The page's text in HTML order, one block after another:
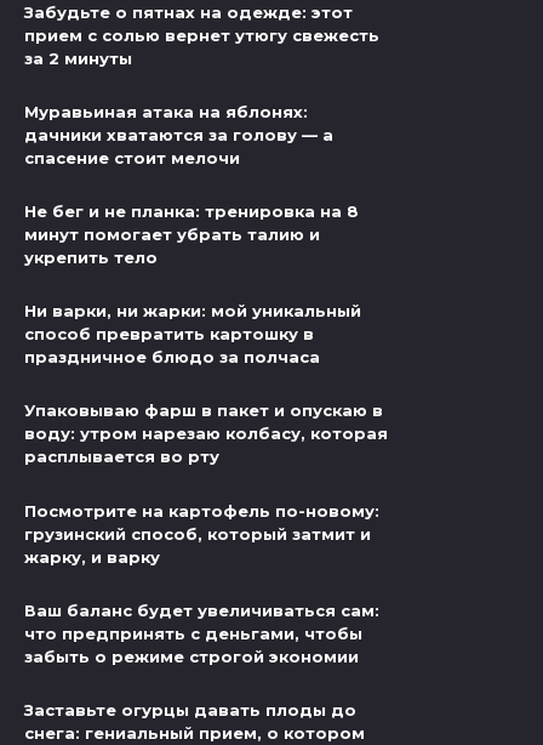
Забудьте о пятнах на одежде: этот
прием с солью вернет утюгу свежесть
за 2 минуты
Муравьиная атака на яблонях:
дачники хватаются за голову — а
спасение стоит мелочи
Не бег и не планка: тренировка на 8
минут помогает убрать талию и
укрепить тело
Ни варки, ни жарки: мой уникальный
способ превратить картошку в
праздничное блюдо за полчаса
Упаковываю фарш в пакет и опускаю в
воду: утром нарезаю колбасу, которая
расплывается во рту
Посмотрите на картофель по-новому:
грузинский способ, который затмит и
жарку, и варку
Ваш баланс будет увеличиваться сам:
что предпринять с деньгами, чтобы
забыть о режиме строгой экономии
Заставьте огурцы давать плоды до
снега: гениальный прием, о котором